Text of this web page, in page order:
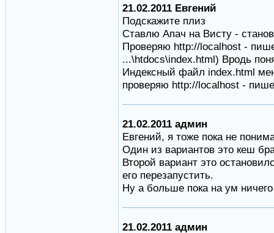
21.02.2011 Евгений
Подскажите плиз
Ставлю Апач на Висту -
Проверяю http://localhost -
...\htdocs\index.html) Вродь
Индексный файл index.html
проверяю http://localhost -
21.02.2011 админ
Евгений, я тоже пока не
Один из вариантов это кеш
Второй вариант это
его перезапустить.
Ну а больше пока на ум
21.02.2011 админ